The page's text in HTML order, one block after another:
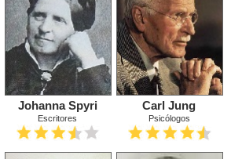
Johanna Spyri
Escritores
Carl Jung
Psicólogos